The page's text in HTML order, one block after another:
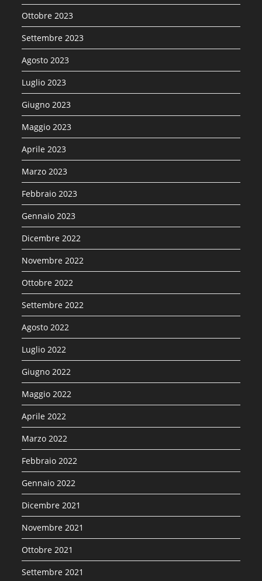
Ottobre 2023
Settembre 2023
Agosto 2023
Luglio 2023
Giugno 2023
Maggio 2023
Aprile 2023
Marzo 2023
Febbraio 2023
Gennaio 2023
Dicembre 2022
Novembre 2022
Ottobre 2022
Settembre 2022
Agosto 2022
Luglio 2022
Giugno 2022
Maggio 2022
Aprile 2022
Marzo 2022
Febbraio 2022
Gennaio 2022
Dicembre 2021
Novembre 2021
Ottobre 2021
Settembre 2021